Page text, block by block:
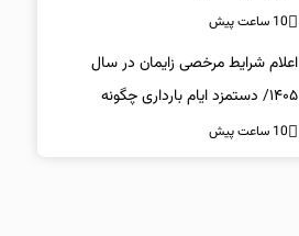
10 ساعت پیش
اعلام شرایط مرخصی زایمان در سال
۱۴۰۵/ دستمزد ایام بارداری چگونه
پرداخت می‌شود؟
10 ساعت پیش